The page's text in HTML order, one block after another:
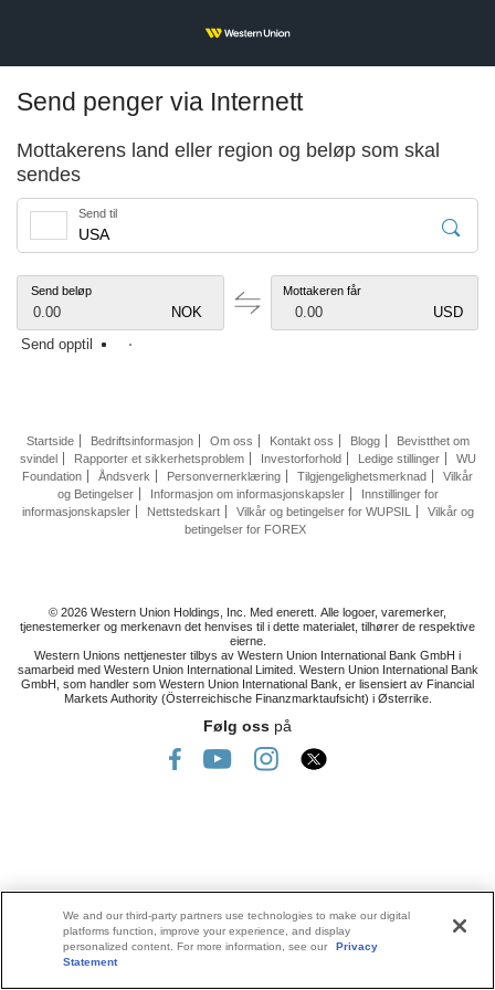
Send penger via Internett
Mottakerens land eller region og beløp som skal
sendes
Send til
Send beløp
NOK
0.00
Mottakeren får
USD
0.00
Send opptil
Startside Bedriftsinformasjon Om oss Kontakt oss Blogg
Bevistthet om
svindel
Rapporter et sikkerhetsproblem Investorforhold Ledige stillinger
WU
Foundation
Åndsverk Personvernerklæring Tilgjengelighetsmerknad
Vilkår
og Betingelser
Informasjon om informasjonskapsler
Innstillinger for
informasjonskapsler
Nettstedskart Vilkår og betingelser for WUPSIL
Vilkår og
betingelser for FOREX
© 2026 Western Union Holdings, Inc. Med enerett. Alle logoer, varemerker,
tjenestemerker og merkenavn det henvises til i dette materialet, tilhører de respektive
eierne.
Western Unions nettjenester tilbys av Western Union International Bank GmbH i
samarbeid med Western Union International Limited. Western Union International Bank
GmbH, som handler som Western Union International Bank, er lisensiert av Financial
Markets Authority (Österreichische Finanzmarktaufsicht) i Østerrike.
Følg oss på
We and our third-party partners use technologies to make our digital
platforms function, improve your experience, and display
personalized content. For more information, see our
Privacy
Statement